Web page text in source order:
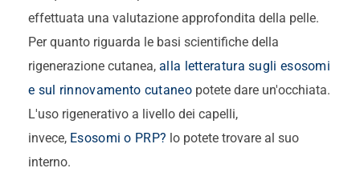
effettuata una valutazione approfondita della pelle.
Per quanto riguarda le basi scientifiche della
rigenerazione cutanea, alla letteratura sugli esosomi
e sul rinnovamento cutaneopotete dare un'occhiata.
L'uso rigenerativo a livello dei capelli,
invece, Esosomi o PRP? lo potete trovare al suo
interno.